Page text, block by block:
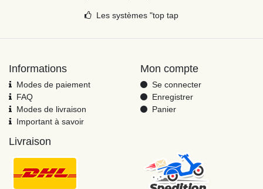
Les systèmes "top tap
Informations
Modes de paiement
FAQ
Modes de livraison
Important à savoir
Mon compte
Se connecter
Enregistrer
Panier
Livraison